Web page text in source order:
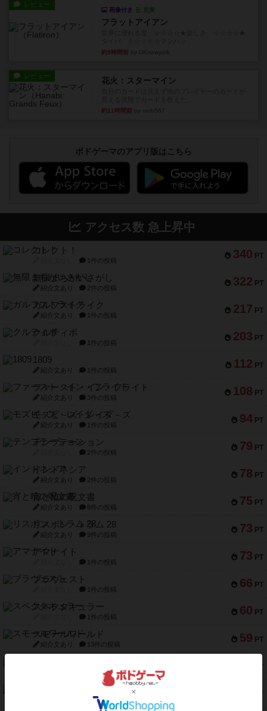
レビュー
画像付き 充実
フラットアイアン
約9時間前
レビュー 花火：スターマイン
約11時間前
ボドゲーマのアプリ版はこちら
アクセス数 急上昇中
340 PT
コレクト！
1件の投稿
322 PT
無限まちがいさがし
紹介文あり 2件の投稿
217 PT
ガルフストライク
紹介文あり 1件の投稿
203 PT
クルティボ
1件の投稿
112 PT
1809
紹介文あり 1件の投稿
108 PT
ファースト・イン・フライト
紹介文あり 3件の投稿
94 PT
モズビ－ズ・レイダ－ズ
紹介文あり 1件の投稿
79 PT
テンプテーション
2件の投稿
78 PT
インドネシア
紹介文あり 2件の投稿
75 PT
宵と暁の呪文書
紹介文あり 8件の投稿
73 PT
リスボン・トラム 28
紹介文あり 9件の投稿
73 PT
アマナイト
1件の投稿
66 PT
ブラヴェスト
1件の投稿
60 PT
スペクタキュラー
1件の投稿
59 PT
スモールワールド
紹介文あり 13件の投稿
PT
2件の投稿
PT
Bitter End ブタペスト救出作戦
1件の投稿